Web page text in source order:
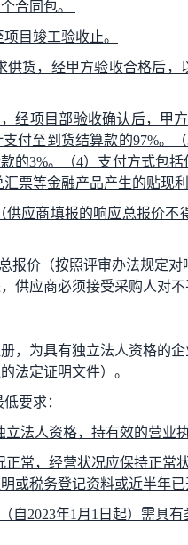
合同包。
目竣工验收止。
供货，经甲方验收合格后，
经项目部验收确认后，甲
付至到货结算款的97%。
的3%。（4）支付方式包
票等金融产品产生的贴现利
供应商填报的响应总报价不
报价（按照评审办法规定
供应商必须接受采购人对不
，为具有独立法人资格的
法定证明文件）。
要求：
立法人资格，持有效的营业
正常，经营状况应保持正常
或税务登记资料或近半年
自2023年1 月 1 日起）需具有